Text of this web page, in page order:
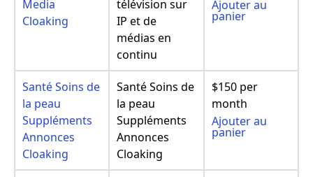
Media
Cloaking
télévision sur
IP et de
médias en
continu
Ajouter au
panier
Santé Soins de
la peau
Suppléments
Annonces
Cloaking
Santé Soins de
la peau
Suppléments
Annonces
Cloaking
$150 per
month
Ajouter au
panier